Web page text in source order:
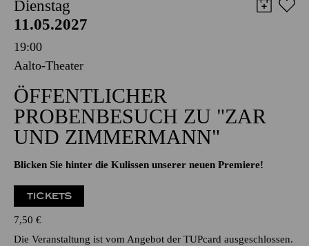
AALTO MUSIKTHEATER
Dienstag
11.05.2027
19:00
Aalto-Theater
ÖFFENTLICHER
PROBENBESUCH ZU "ZAR
Blicken Sie hinter die Kulissen unserer neuen Premiere!
TICKETS